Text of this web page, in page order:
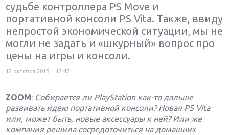
судьбе контроллера PS Move и
портативной консоли PS Vita. Также, ввиду
непростой экономической ситуации, мы не
могли не задать и «шкурный» вопрос про
цены на игры и консоли.
12 октября 2015 12:47
ZOOM: Собирается ли PlayStation как-то дальше
развивать идею портативной консоли? Новая PS Vita
или, может быть, новые аксессуары к ней? Или же
компания решила сосредоточиться на домашних